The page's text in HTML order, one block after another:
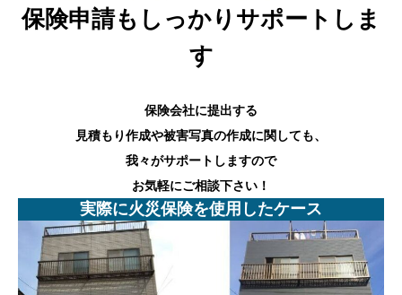
保険申請もしっかりサポートしま
す
保険会社に提出する
見積もり作成や被害写真の作成に関しても、
我々がサポートしますので
お気軽にご相談下さい！
実際に火災保険を使用したケース